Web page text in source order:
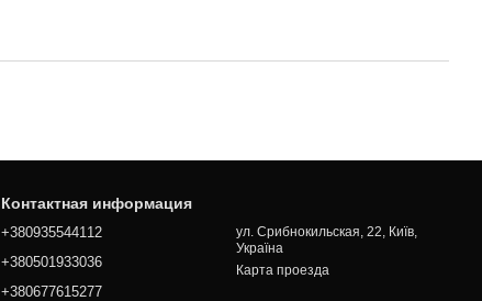
Контактная информация
+380935544112
+380501933036
+380677615277
ул. Срибнокильская, 22, Київ,
Україна
Карта проезда